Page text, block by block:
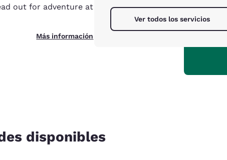
out for adventure at
Más información
Ver todos los servicios
disponibles